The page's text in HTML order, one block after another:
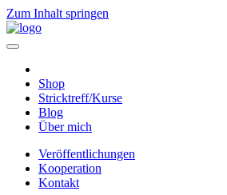
Zum Inhalt springen
Hauptnavigation
Shop
Stricktreff/Kurse
Blog
Über mich
Veröffentlichungen
Kooperation
Kontakt